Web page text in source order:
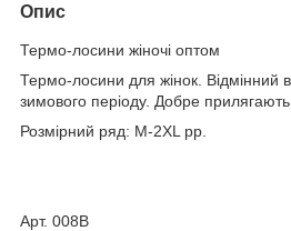
Опис
Термо-лосини жіночі оптом
Термо-лосини для жінок. Відмінний
зимового періоду. Добре прилягають
Розмірний ряд: M-2XL рр.
Арт. 008В